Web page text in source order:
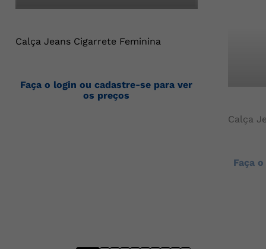
Calça Jeans Cigarrete Feminina
Faça o login ou cadastre-se para ver
os preços
Calça
Faça